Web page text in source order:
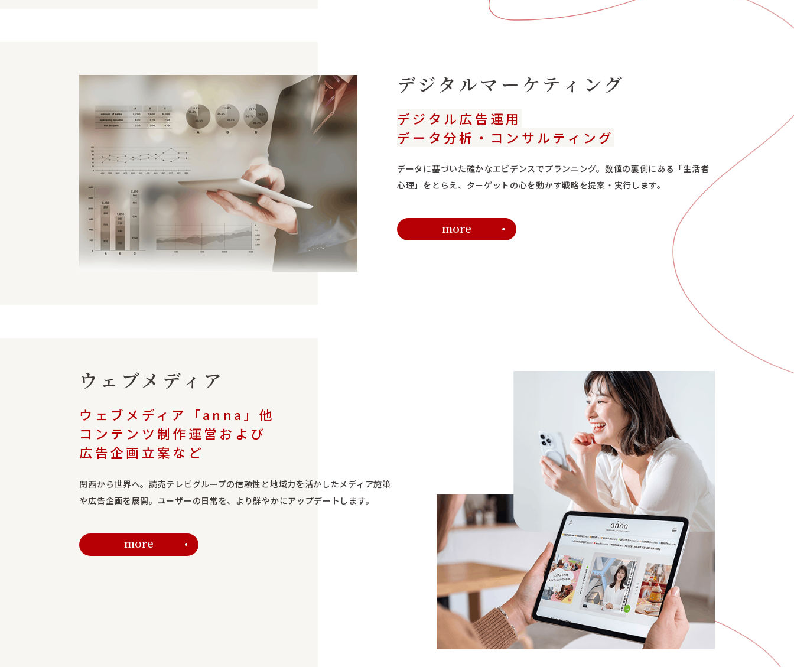
デジタルマーケティング
デジタル広告運用
データ分析・コンサルティング
データに基づいた確かなエビデンスでプランニング。数値の裏側にある「生活者
心理」をとらえ、ターゲットの心を動かす戦略を提案・実行します。
more
ウェブメディア
ウェブメディア「anna」他
コンテンツ制作運営および
広告企画立案など
関西から世界へ。読売テレビグループの信頼性と地域力を活かしたメディア施策
や広告企画を展開。ユーザーの日常を、より鮮やかにアップデートします。
more